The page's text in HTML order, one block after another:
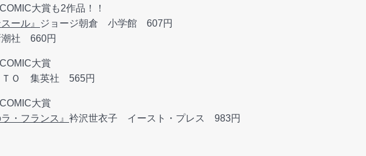
大賞も2作品！！
ール』
ジョージ朝倉 小学館 607円
社 660円
大賞
ＴＯ 集英社 565円
大賞
・フランス』 衿沢世衣子 イースト・プレス 983円